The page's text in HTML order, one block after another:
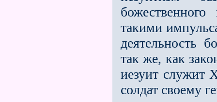
такими
деятельность
так же, как
иезуит служит
солдат своему